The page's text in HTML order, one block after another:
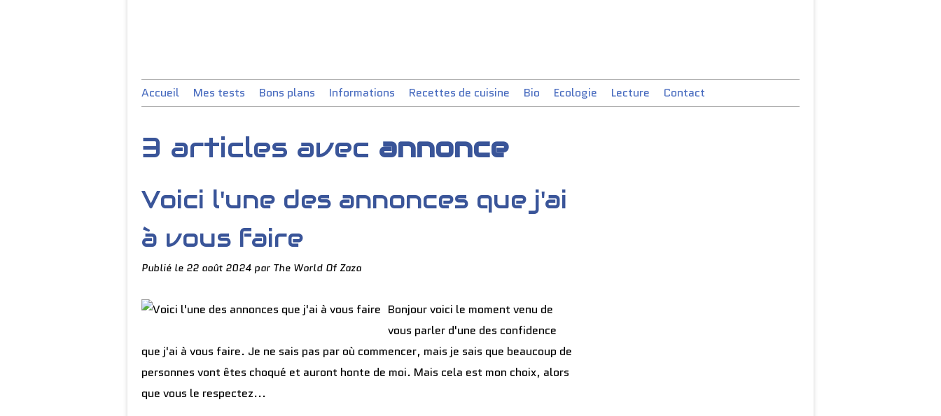
Accueil Mes tests Bons plans Informations Recettes de cuisine Bio Ecologie Lecture Contact
3 articles avec annonce
Voici l'une des annonces que j'ai
à vous faire
Publié le 22 août 2024 par The World Of Zaza
Bonjour voici le moment venu de
vous parler d'une des confidence
que j'ai à vous faire. Je ne sais pas par où commencer, mais je sais que beaucoup de
personnes vont êtes choqué et auront honte de moi. Mais cela est mon choix, alors
que vous le respectez...